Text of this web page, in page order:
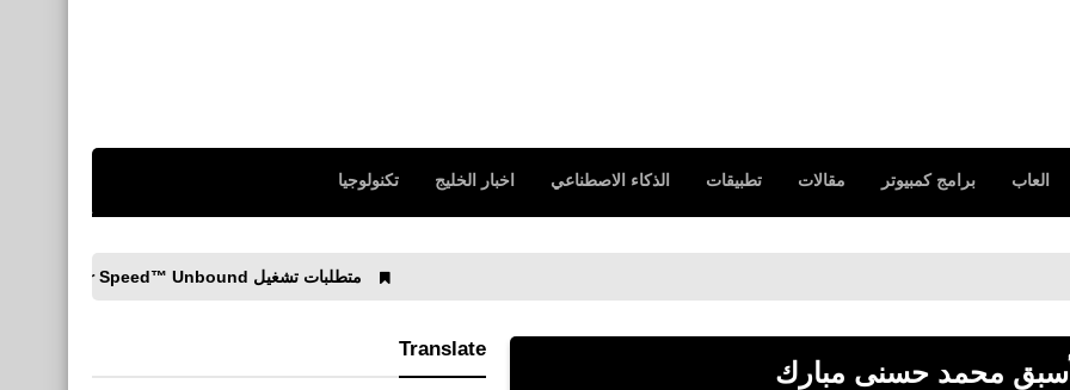
العاب برامج كمبيوتر مقالات تطبيقات الذكاء الاصطناعي اخبار الخليج تكنولوجيا
متطلبات تشغيل Need for Speed™ Unbound نيد فور سبيد أنباوند
محمد حسنى مبارك
Translate